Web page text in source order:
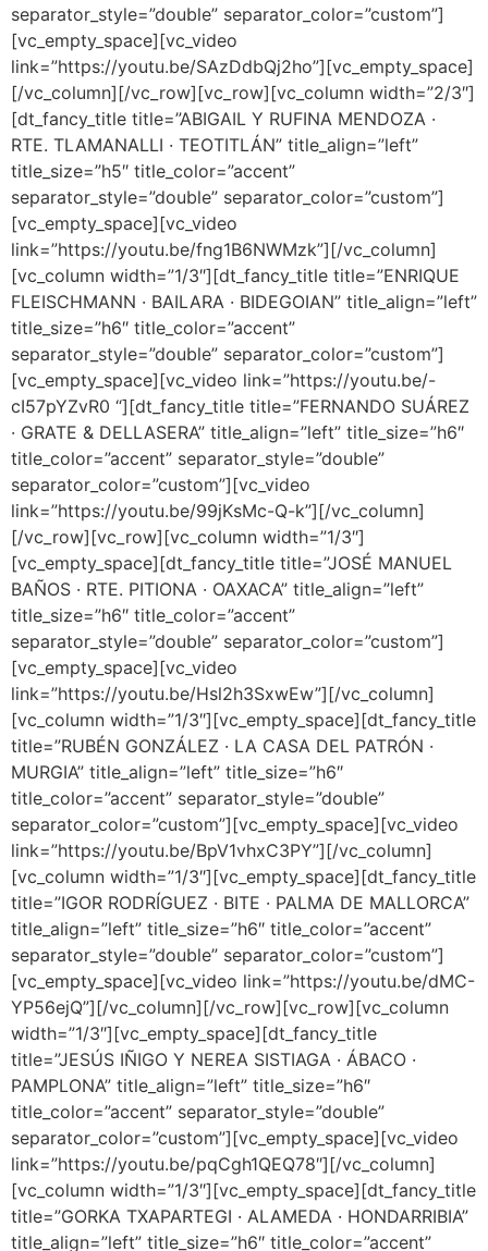
separator_style=”double” separator_color=”custom”]
[vc_empty_space][vc_video
link=”https://youtu.be/SAzDdbQj2ho”][vc_empty_space]
[/vc_column][/vc_row][vc_row][vc_column width=”2/3″]
[dt_fancy_title title=”ABIGAIL Y RUFINA MENDOZA ·
RTE. TLAMANALLI · TEOTITLÁN” title_align=”left”
title_size=”h5″ title_color=”accent”
separator_style=”double” separator_color=”custom”]
[vc_empty_space][vc_video
link=”https://youtu.be/fng1B6NWMzk”][/vc_column]
[vc_column width=”1/3″][dt_fancy_title title=”ENRIQUE
FLEISCHMANN · BAILARA · BIDEGOIAN” title_align=”left”
title_size=”h6″ title_color=”accent”
separator_style=”double” separator_color=”custom”]
[vc_empty_space][vc_video link=”https://youtu.be/-
cI57pYZvR0 “][dt_fancy_title title=”FERNANDO SUÁREZ
· GRATE & DELLASERA” title_align=”left” title_size=”h6″
title_color=”accent” separator_style=”double”
separator_color=”custom”][vc_video
link=”https://youtu.be/99jKsMc-Q-k”][/vc_column]
[/vc_row][vc_row][vc_column width=”1/3″]
[vc_empty_space][dt_fancy_title title=”JOSÉ MANUEL
BAÑOS · RTE. PITIONA · OAXACA” title_align=”left”
title_size=”h6″ title_color=”accent”
separator_style=”double” separator_color=”custom”]
[vc_empty_space][vc_video
link=”https://youtu.be/Hsl2h3SxwEw”][/vc_column]
[vc_column width=”1/3″][vc_empty_space][dt_fancy_title
title=”RUBÉN GONZÁLEZ · LA CASA DEL PATRÓN ·
MURGIA” title_align=”left” title_size=”h6″
title_color=”accent” separator_style=”double”
separator_color=”custom”][vc_empty_space][vc_video
link=”https://youtu.be/BpV1vhxC3PY”][/vc_column]
[vc_column width=”1/3″][vc_empty_space][dt_fancy_title
title=”IGOR RODRÍGUEZ · BITE · PALMA DE MALLORCA”
title_align=”left” title_size=”h6″ title_color=”accent”
separator_style=”double” separator_color=”custom”]
[vc_empty_space][vc_video link=”https://youtu.be/dMC-
YP56ejQ”][/vc_column][/vc_row][vc_row][vc_column
width=”1/3″][vc_empty_space][dt_fancy_title
title=”JESÚS IÑIGO Y NEREA SISTIAGA · ÁBACO ·
PAMPLONA” title_align=”left” title_size=”h6″
title_color=”accent” separator_style=”double”
separator_color=”custom”][vc_empty_space][vc_video
link=”https://youtu.be/pqCgh1QEQ78″][/vc_column]
[vc_column width=”1/3″][vc_empty_space][dt_fancy_title
title=”GORKA TXAPARTEGI · ALAMEDA · HONDARRIBIA”
title_align=”left” title_size=”h6″ title_color=”accent”